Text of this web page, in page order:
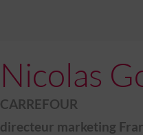
Nicolas
CARREFOUR
directeur marketing